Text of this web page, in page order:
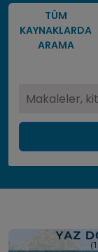
TÜM
KAYNAKLARDA
ARAMA